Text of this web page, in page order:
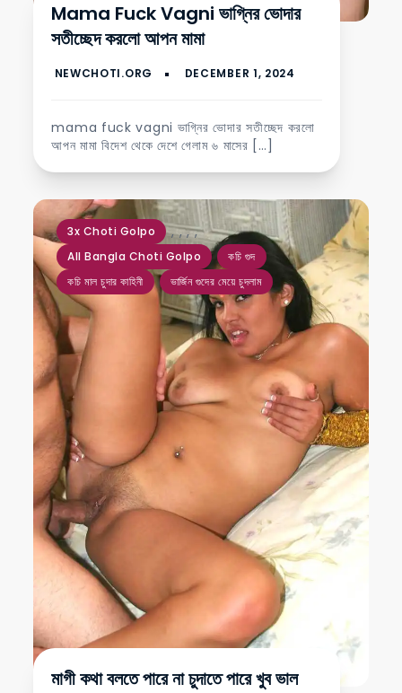
Mama Fuck Vagni ভাগ্নির ভোদার
সতীচ্ছেদ করলো আপন মামা
mama fuck vagni ভাগ্নির ভোদার সতীচ্ছেদ করলো
আপন মামা বিদেশ থেকে দেশে গেলাম ৬ মাসের […]
3x Choti Golpo ,
All Bangla Choti Golpo
,
কচি গুদ
,
কচি মাল চুদার কাহিনী
,
ভার্জিন গুদের মেয়ে চুদলাম
মাগী কথা বলতে পারে না চুদাতে পারে খুব ভাল